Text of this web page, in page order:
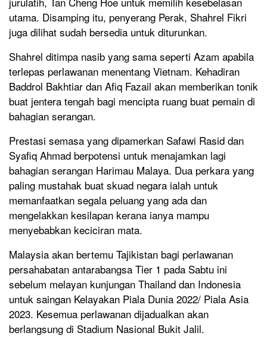
utama. Disamping itu, penyerang Perak, Shahrel Fikri
juga dilihat sudah bersedia untuk diturunkan.
Shahrel ditimpa nasib yang sama seperti Azam apabila
terlepas perlawanan menentang Vietnam. Kehadiran
Baddrol Bakhtiar dan Afiq Fazail akan memberikan tonik
buat jentera tengah bagi mencipta ruang buat pemain di
bahagian serangan.
Prestasi semasa yang dipamerkan Safawi Rasid dan
Syafiq Ahmad berpotensi untuk menajamkan lagi
bahagian serangan Harimau Malaya. Dua perkara yang
paling mustahak buat skuad negara ialah untuk
memanfaatkan segala peluang yang ada dan
mengelakkan kesilapan kerana ianya mampu
menyebabkan keciciran mata.
Malaysia akan bertemu Tajikistan bagi perlawanan
persahabatan antarabangsa Tier 1 pada Sabtu ini
sebelum melayan kunjungan Thailand dan Indonesia
untuk saingan Kelayakan Piala Dunia 2022/ Piala Asia
2023. Kesemua perlawanan dijadualkan akan
berlangsung di Stadium Nasional Bukit Jalil.